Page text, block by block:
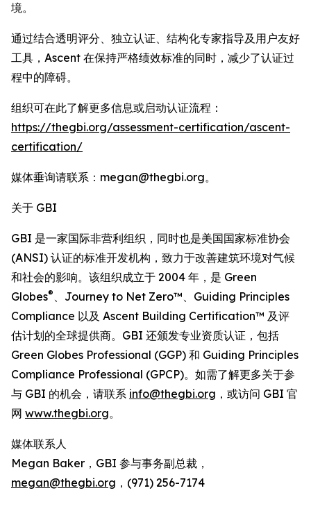
境。
通过结合透明评分、独立认证、结构化专家指导及用户友好
工具，Ascent 在保持严格绩效标准的同时，减少了认证过
程中的障碍。
组织可在此了解更多信息或启动认证流程：
https://thegbi.org/assessment-certification/ascent-
certification/
媒体垂询请联系：megan@thegbi.org。
关于 GBI
GBI 是一家国际非营利组织，同时也是美国国家标准协会
(ANSI) 认证的标准开发机构，致力于改善建筑环境对气候
和社会的影响。该组织成立于 2004 年，是 Green
Globes® 、Journey to Net Zero™、Guiding Principles
Compliance 以及 Ascent Building Certification™ 及评
估计划的全球提供商。GBI 还颁发专业资质认证，包括
Green Globes Professional (GGP) 和 Guiding Principles
Compliance Professional (GPCP)。如需了解更多关于参
与 GBI 的机会，请联系 info@thegbi.org ，或访问 GBI 官
网 www.thegbi.org。
媒体联系人
Megan Baker，GBI 参与事务副总裁，
megan@thegbi.org ，(971) 256-7174